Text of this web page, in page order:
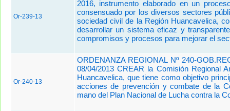
Or-239-13
2016, instrumento elaborado en un
consensuado por los diversos sectores
sociedad civil de la Región Huancavelica,
desarrollar un sistema eficaz y
compromisos y procesos para mejorar el
Or-240-13
ORDENANZA REGIONAL Nº 240-
08/04/2013 CREAR la Comisión Regional
Huancavelica, que tiene como objetivo
acciones de prevención y combate de la
mano del Plan Nacional de Lucha contra la